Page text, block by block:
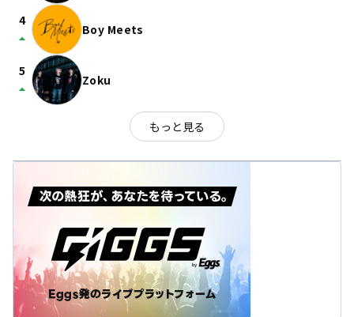
4
arrow_drop_up Boy Meets
5
arrow_drop_up Zoku
もっと見る